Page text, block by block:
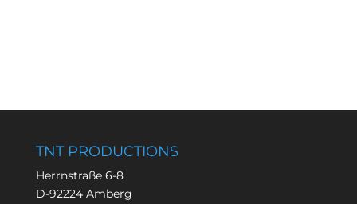
TNT PRODUCTIONS
Herrnstraße 6-8
D-92224 Amberg